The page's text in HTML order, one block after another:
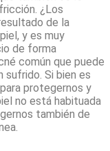
¿Los
de la
y es muy
de forma
común que puede
sufrido. Si bien es
protegernos y
no está habituada
también de